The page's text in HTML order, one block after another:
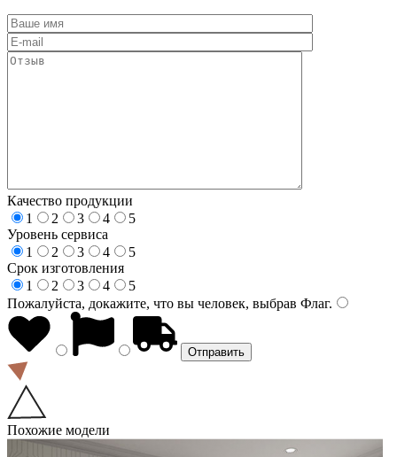
Качество продукции
1
2 3 4
5
Уровень сервиса
1
2 3 4
5
Срок изготовления
1
2 3 4
5
Пожалуйста, докажите, что вы человек, выбрав Флаг.
Похожие модели